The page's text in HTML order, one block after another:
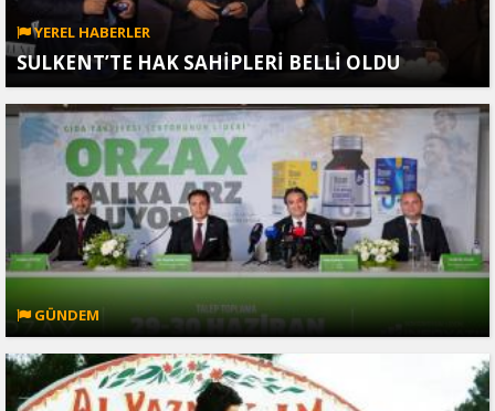
YEREL HABERLER
SULKENT’TE HAK SAHİPLERİ BELLİ OLDU
GÜNDEM